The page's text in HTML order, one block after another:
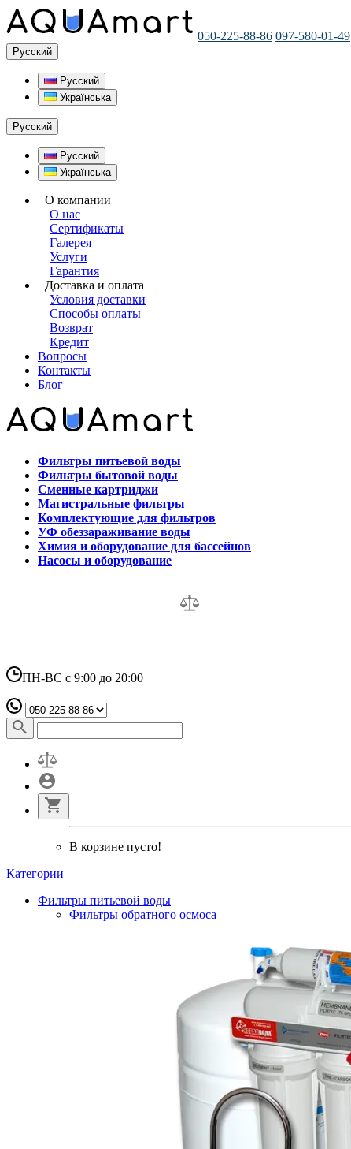
050-225-88-86 097-580-01-49
Русский
Русский
Українська
Русский
Русский
Українська
О компании
О нас
Сертификаты
Галерея
Услуги
Гарантия
Доставка и оплата
Условия доставки
Способы оплаты
Возврат
Кредит
Вопросы
Контакты
Блог
Фильтры питьевой воды
Фильтры бытовой воды
Сменные картриджи
Магистральные фильтры
Комплектующие для фильтров
УФ обеззараживание воды
Химия и оборудование для бассейнов
Насосы и оборудование
ПН-ВС с 9:00 до 20:00
В корзине пусто!
Категории
Фильтры питьевой воды
Фильтры обратного осмоса